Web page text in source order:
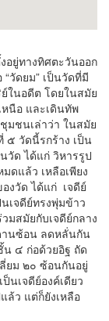
อยู่ทางทิศตะวันออก
“วัดยม” เป็นวัดที่มี
ในอดีต โดยในสมัย
หนือ และเดินทัพ
มชนเล่าว่า ในสมัย
๕ วัดนี้รกร้าง เป็น
วัด ได้แก่ วิหารรูป
ดแล้ว เหลือเพียง
งวัด ได้แก่ เจดีย์
เจดีย์ทรงพุ่มข้าว
มสมัยกับเจดีย์กลาง
านซ้อน ลดหลั่นกัน
๔ ก่อด้วยอิฐ ถัด
ยม ๒๐ ซ้อนกันอยู่
นเจดีย์องค์เดียว
ล้ว แต่ก็ยังเหลือ